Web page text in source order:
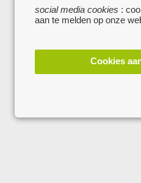
social media cookies :
aan te melden op onze
Cookies